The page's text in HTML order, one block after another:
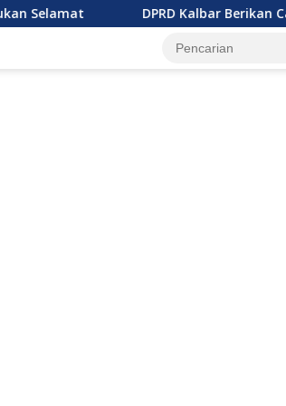
DPRD Kalbar Berikan Catatan